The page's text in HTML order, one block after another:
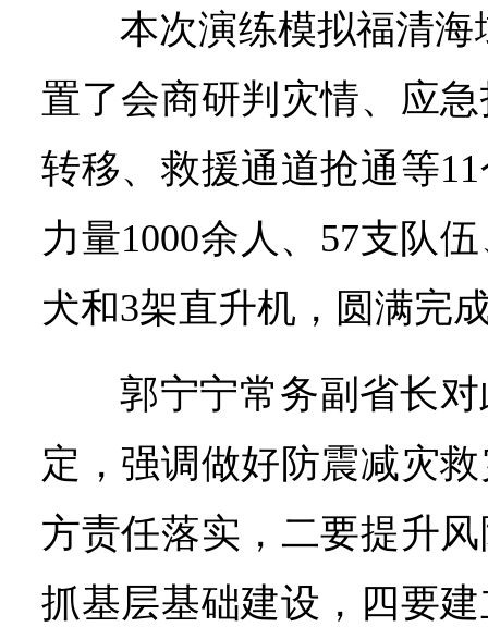
本次演练模拟福清
置了会商研判灾情、应
转移、救援通道抢通等
力量1000余人、57支队
犬和3架直升机，圆满完
郭宁宁常务副省长
定，强调做好防震减灾
方责任落实，二要提升
抓基层基础建设，四要